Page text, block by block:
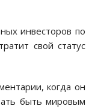
инвесторов по
свой статус
когда он
быть мировым